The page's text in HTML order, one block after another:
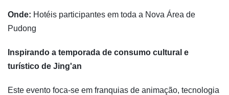
Onde: Hotéis participantes em toda a Nova Área de
Pudong
Inspirando a temporada de consumo cultural e
turístico de Jing'an
Este evento foca-se em franquias de animação, tecnologia